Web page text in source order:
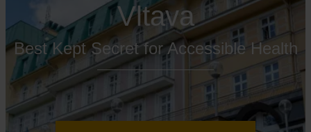
Vltava
Best Kept Secret for Accessible Health